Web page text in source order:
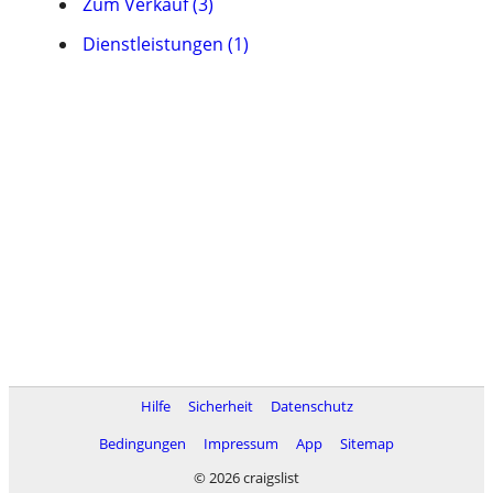
Dienstleistungen (1)
Hilfe Sicherheit
Datenschutz
Bedingungen
Impressum App
Sitemap
© 2026 craigslist